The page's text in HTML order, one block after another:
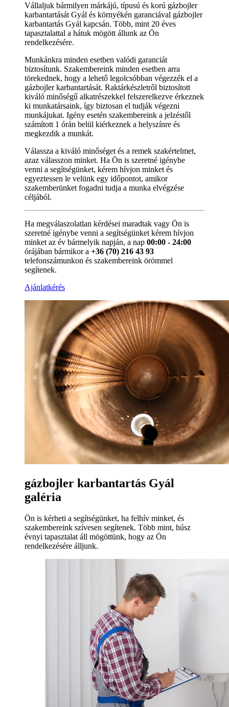
Vállaljuk bármilyen márkájú, típusú és korú gázbojler
karbantartását Gyál és környékén garanciával gázbojler
karbantartás Gyál kapcsán. Több, mint 20 éves
tapasztalattal a hátuk mögött állunk az Ön
rendelkezésére.
Munkánkra minden esetben valódi garanciát
biztosítunk. Szakembereink minden esetben arra
törekednek, hogy a lehető legolcsóbban végezzék el a
gázbojler karbantartását. Raktárkészletről biztosított
kiváló minőségű alkatrészekkel felszerelkezve érkeznek
ki munkatársaink, így biztosan el tudják végezni
munkájukat. Igény esetén szakembereink a jelzéstől
számított 1 órán belül kiérkeznek a helyszínre és
megkezdik a munkát.
Válassza a kiváló minőséget és a remek szakértelmet,
azaz válasszon minket. Ha Ön is szeretné igénybe
venni a segítségünket, kérem hívjon minket és
egyeztessen le velünk egy időpontot, amikor
szakemberünket fogadni tudja a munka elvégzése
céljából.
Ha megválaszolatlan kérdései maradtak vagy Ön is
szeretné igénybe venni a segítségünket kérem hívjon
minket az év bármelyik napján, a nap 00:00 - 24:00
órájában bármikor a +36 (70) 216 43 93
telefonszámunkon és szakembereink örömmel
segítenek.
Ajánlatkérés
gázbojler karbantartás Gyál
galéria
Ön is kérheti a segítségünket, ha felhív minket, és
szakembereink szívesen segítenek. Több mint, húsz
évnyi tapasztalat áll mögöttünk, hogy az Ön
rendelkezésére álljunk.